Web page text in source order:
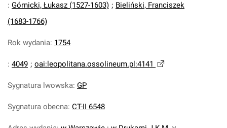
: Górnicki, Łukasz (1527-1603) ; Bieliński, Franciszek
(1683-1766)
Rok wydania: 1754
: 4049 ; oai:leopolitana.ossolineum.pl:4141
Sygnatura lwowska: GP
Sygnatura obecna: CT-II 6548